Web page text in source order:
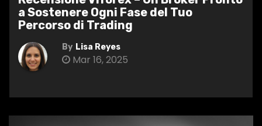
a Sostenere Ogni Fase del Tuo
Percorso di Trading
By Lisa Reyes
Mar 16, 2025